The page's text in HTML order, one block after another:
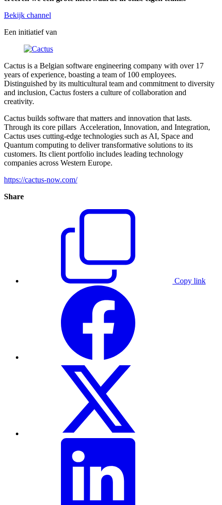
Bekijk channel
Een initiatief van
Cactus is a Belgian software engineering company with over 17
years of experience, boasting a team of 100 employees.
Distinguished by its multicultural team and commitment to diversity
and inclusion, Cactus fosters a culture of collaboration and
creativity.
Cactus builds software that matters and innovation that lasts.
Through its core pillars Acceleration, Innovation, and Integration,
Cactus uses cutting-edge technologies such as AI, Space and
Quantum computing to deliver transformative solutions to its
customers. Its client portfolio includes leading technology
companies across Western Europe.
https://cactus-now.com/
Share
Copy link